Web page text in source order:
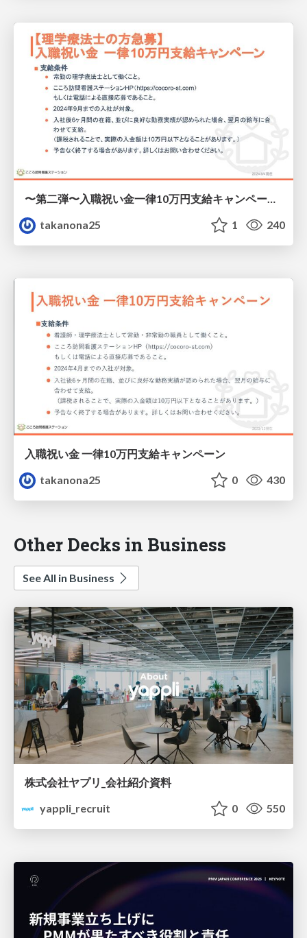
takanona25
1 240
入職祝い金 一律10万円支給キャンペーン
takanona25
0 430
Other Decks in Business
See All in Business
株式会社ヤプリ_会社紹介資料
yappli_recruit
0 550